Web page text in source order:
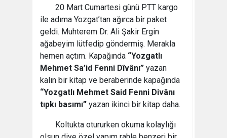
20 Mart Cumartesi günü PTT kargo
ile adıma Yozgat’tan ağırca bir paket
geldi. Muhterem Dr. Ali Şakir Ergin
ağabeyim lütfedip göndermiş. Merakla
hemen açtım. Kapağında “Yozgatlı
Mehmet Sa’id Fenni Dîvânı” yazan
kalın bir kitap ve beraberinde kapağında
“Yozgatlı Mehmet Said Fenni Divânı
tıpkı basımı” yazan ikinci bir kitap daha.
Koltukta otururken okuma kolaylığı